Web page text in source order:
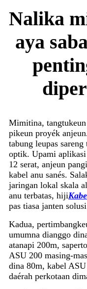
Nalika
aya
Mimitina,
pikeun proyék
tabung leupas
optik. Upami
12 serat, anjeun
kabel anu sanés.
jaringan lokal skala
anu terbatas, hiji
pas tiasa janten
Kadua,
umumna dianggo
atanapi 200m,
ASU 200 masing-
dina 80m, kabel
daérah perkotaan